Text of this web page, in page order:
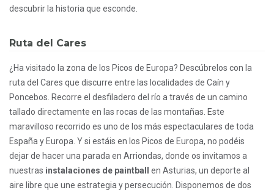
descubrir la historia que esconde.
Ruta del Cares
¿Ha visitado la zona de los Picos de Europa? Descúbrelos con la
ruta del Cares que discurre entre las localidades de Caín y
Poncebos. Recorre el desfiladero del río a través de un camino
tallado directamente en las rocas de las montañas. Este
maravilloso recorrido es uno de los más espectaculares de toda
España y Europa. Y si estáis en los Picos de Europa, no podéis
dejar de hacer una parada en Arriondas, donde os invitamos a
nuestras instalaciones de paintball
en Asturias, un deporte al
aire libre que une estrategia y persecución. Disponemos de dos